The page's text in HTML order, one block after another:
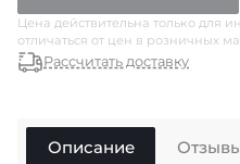
Цена действительна только для
отличаться от цен в розничных
Рассчитать доставку
Описание